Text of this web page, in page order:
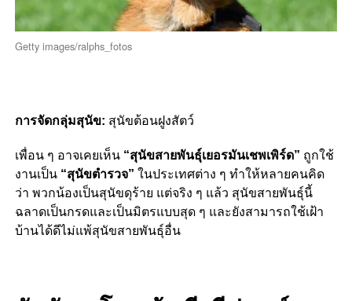
Getty images/ralphs_fotos
การจัดกลุ่มสุนัข: สุนัขต้อนฝูงสัตว์
เพื่อน ๆ อาจเคยเห็น “สุนัขสายพันธุ์เยอรมันเชพเพิร์ด” ถูกใช้
งานเป็น“สุนัขตำรวจ” ในประเทศต่าง ๆ ทำให้หลายคนคิด
ว่า พวกน้องเป็นสุนัขดุร้าย แต่จริง ๆ แล้ว สุนัขสายพันธุ์นี้
ฉลาดเป็นกรดและเป็นมิตรแบบสุด ๆ และยังสามารถใช้เฝ้า
บ้านได้ดีไม่แพ้สุนัขสายพันธุ์อื่น